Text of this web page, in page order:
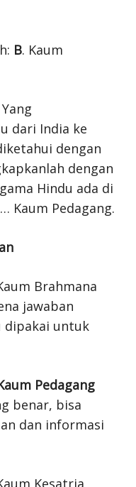
B. Kaum
dari India ke
dengan
dengan
Hindu ada di
Kaum Pedagang.
Brahmana
jawaban
untuk
Pedagang
benar, bisa
dan informasi
Kesatria